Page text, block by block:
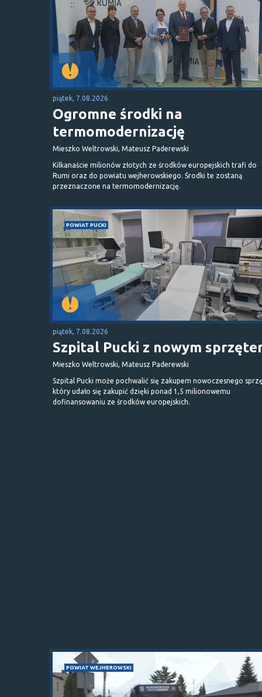
piątek, 7.08.2026
Ogromne środki na
termomodernizację
Mieszko Weltrowski, Mateusz Paderewski
Kilkanaście milionów złotych ze środków europejskich trafi do
Rumi oraz do powiatu wejherowskiego. Środki te zostaną
przeznaczone na termomodernizację.
POWIAT PUCKI
piątek, 7.08.2026
Szpital Pucki z nowym
Mieszko Weltrowski, Mateusz Paderewski
Szpital Pucki może pochwalić się zakupem nowoczesnego
który udało się zakupić dzięki ponad 1,5 milionowemu
dofinansowaniu ze środków europejskich.
POWIAT WEJHEROWSKI